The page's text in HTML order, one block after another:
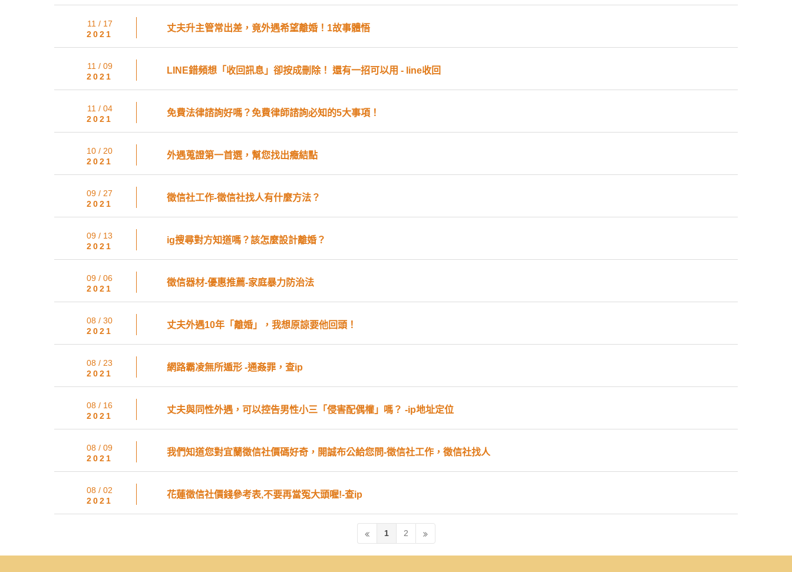
11 / 17
2021
丈夫升主管常出差，竟外遇希望離婚！1故事體悟
11 / 09
2021
LINE錯頻想「收回訊息」卻按成刪除！ 還有一招可以用 - line收回
11 / 04
2021
免費法律諮詢好嗎？免費律師諮詢必知的5大事項！
10 / 20
2021
外遇蒐證第一首選，幫您找出癥結點
09 / 27
2021
徵信社工作-徵信社找人有什麼方法？
09 / 13
2021
ig搜尋對方知道嗎？該怎麼設計離婚？
09 / 06
2021
徵信器材-優惠推薦-家庭暴力防治法
08 / 30
2021
丈夫外遇10年「離婚」，我想原諒要他回頭！
08 / 23
2021
網路霸凌無所遁形 -通姦罪，查ip
08 / 16
2021
丈夫與同性外遇，可以控告男性小三「侵害配偶權」嗎？ -ip地址定位
08 / 09
2021
我們知道您對宜蘭徵信社價碼好奇，開誠布公給您問-徵信社工作，徵信社找人
08 / 02
2021
花蓮徵信社價錢參考表,不要再當冤大頭喔!-查ip
1 2